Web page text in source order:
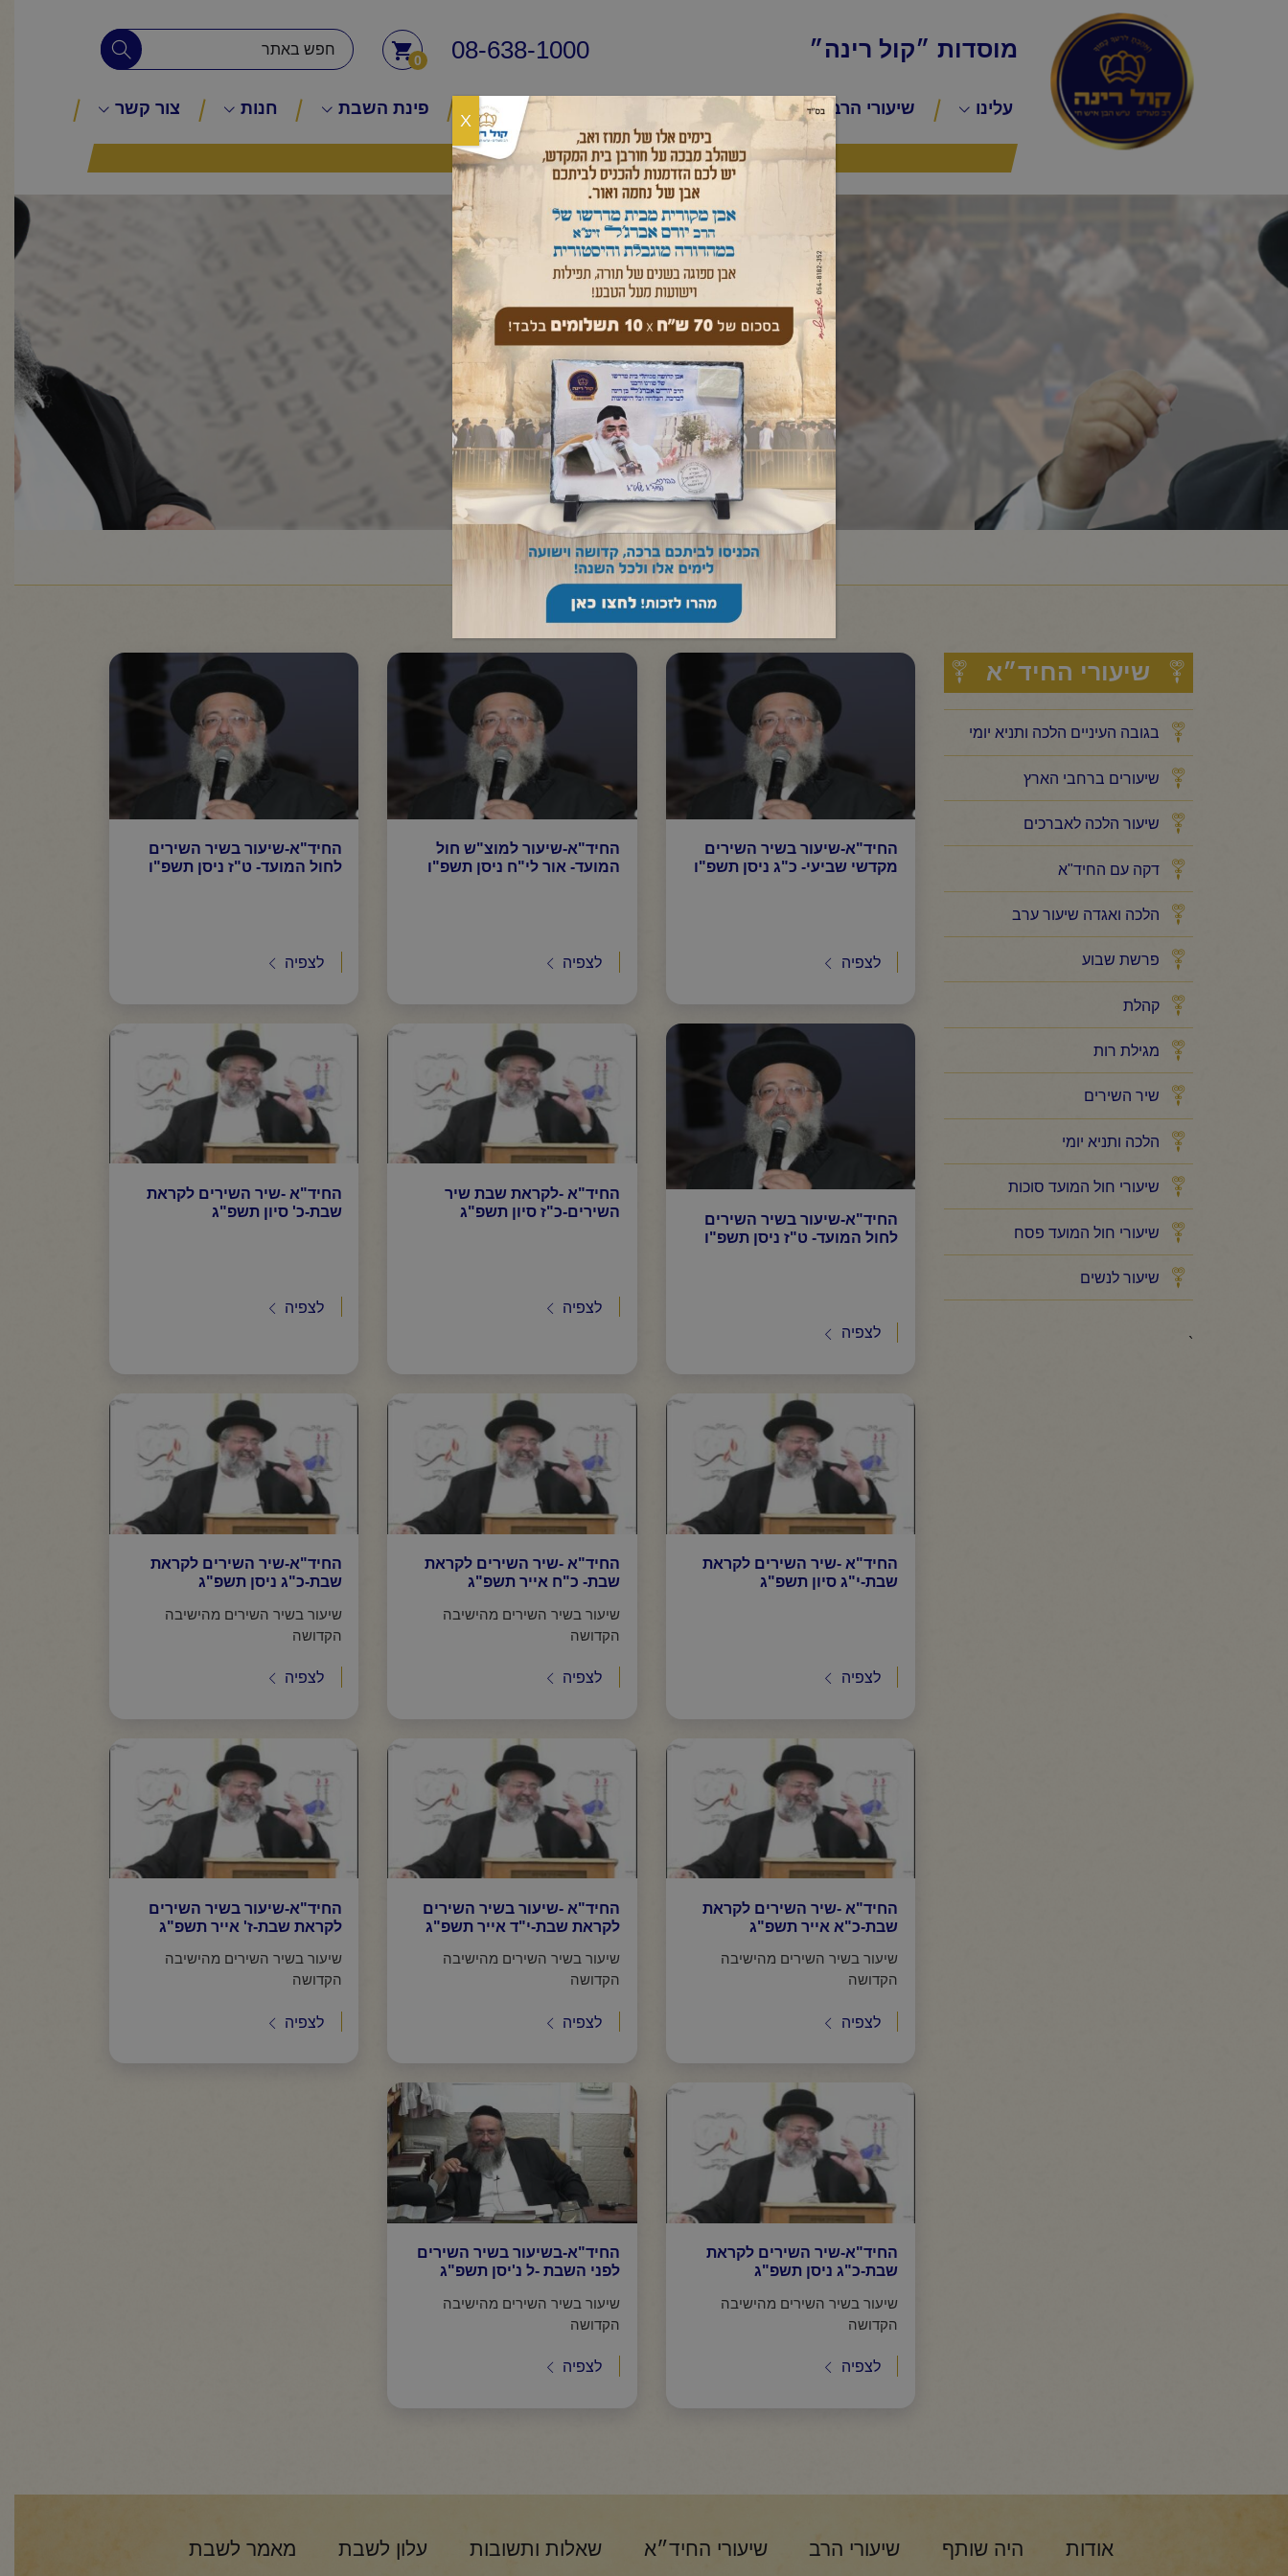
מוסדות ״קול רינה״ 08-638-1000
0
עלינו שיעורי הרב שיעורי החיד״א שאלות ותשובות פינת השבת חנות צור קשר
היה שותף
שיר השירים
ראשי/שיעורי החיד"א/שיר השירים
שיעורי החיד״א
בגובה העיניים הלכה ותניא יומי
שיעורים ברחבי הארץ
שיעור הלכה לאברכים
דקה עם החיד"א
הלכה ואגדה שיעור ערב
פרשת שבוע
קהלת
מגילת רות
שיר השירים
הלכה ותניא יומי
שיעורי חול המועד סוכות
שיעורי חול המועד פסח
שיעור לנשים
`
החיד"א-שיעור בשיר השירים
מקדשי שביעי- כ"ג ניסן תשפ"ו
לצפיה
החיד"א-שיעור למוצ"ש חול
המועד- אור לי"ח ניסן תשפ"ו
לצפיה
החיד"א-שיעור בשיר השירים
לחול המועד- ט"ז ניסן תשפ"ו
לצפיה
החיד"א-שיעור בשיר השירים
לחול המועד- ט"ז ניסן תשפ"ו
לצפיה
החיד"א -לקראת שבת שיר
השירים-כ"ז סיון תשפ"ג
לצפיה
החיד"א -שיר השירים לקראת
שבת-כ' סיון תשפ"ג
לצפיה
החיד"א -שיר השירים לקראת
שבת-י"ג סיון תשפ"ג
לצפיה
החיד"א -שיר השירים לקראת
שבת- כ"ח אייר תשפ"ג
שיעור בשיר השירים מהישיבה
הקדושה
לצפיה
החיד"א-שיר השירים לקראת
שבת-כ"ג ניסן תשפ"ג
שיעור בשיר השירים מהישיבה
הקדושה
לצפיה
החיד"א -שיר השירים לקראת
שבת-כ"א אייר תשפ"ג
שיעור בשיר השירים מהישיבה
הקדושה
לצפיה
החיד"א -שיעור בשיר השירים
לקראת שבת-י"ד אייר תשפ"ג
שיעור בשיר השירים מהישיבה
הקדושה
לצפיה
החיד"א-שיעור בשיר השירים
לקראת שבת-ז' אייר תשפ"ג
שיעור בשיר השירים מהישיבה
הקדושה
לצפיה
החיד"א-שיר השירים לקראת
שבת-כ"ג ניסן תשפ"ג
שיעור בשיר השירים מהישיבה
הקדושה
לצפיה
החיד"א-בשיעור בשיר השירים
לפני השבת -ל נ'יסן תשפ"ג
שיעור בשיר השירים מהישיבה
הקדושה
לצפיה
אודות היה שותף שיעורי הרב שיעורי החיד״א שאלות ותשובות עלון לשבת מאמר לשבת
X